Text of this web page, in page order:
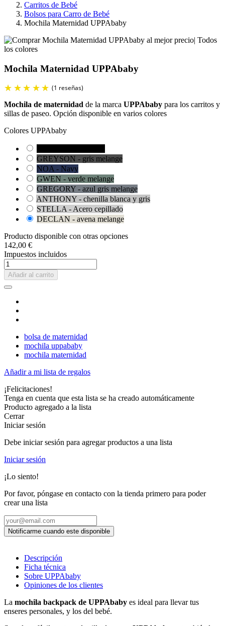
Carritos de Bebé
Bolsos para Carro de Bebé
Mochila Maternidad UPPAbaby
Mochila Maternidad UPPAbaby
Mochila de maternidad de la marca UPPAbaby para los carritos y
sillas de paseo. Opción disponible en varios colores
Colores UPPAbaby
GREYSON - gris melange
NOA - Navy
GWEN - verde melange
GREGORY - azul gris melange
ANTHONY - chenilla blanca y gris
STELLA - Acero cepillado
DECLAN - avena melange
Producto disponible con otras opciones
142,00 €
Impuestos incluidos
Añadir al carrito
bolsa de maternidad
mochila uppababy
mochila maternidad
Añadir a mi lista de regalos
¡Felicitaciones!
Tenga en cuenta que esta lista se ha creado automáticamente
Producto agregado a la lista
Cerrar
Iniciar sesión
Debe iniciar sesión para agregar productos a una lista
Iniciar sesión
¡Lo siento!
Por favor, póngase en contacto con la tienda primero para poder
crear una lista
Descripción
Ficha técnica
Sobre UPPAbaby
Opiniones de los clientes
La mochila backpack de UPPAbaby es ideal para llevar tus
enseres personales, y los del bebé.